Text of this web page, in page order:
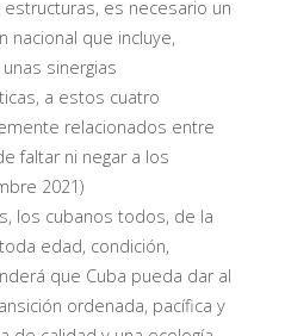
es necesario un
nacional que incluye,
sinergias
a estos cuatro
relacionados entre
faltar ni negar a los
2021)
los cubanos todos, de la
edad, condición,
que Cuba pueda dar al
ordenada, pacífica y